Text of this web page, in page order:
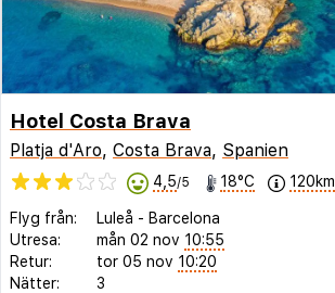
Hotel Costa Brava
Platja d'Aro, Costa Brava, Spanien
4,5/5 18°C 120km
Flyg från: Luleå - Barcelona
Utresa:
mån 02 nov 10:55
Retur:
tor 05 nov 10:20
Nätter:
3